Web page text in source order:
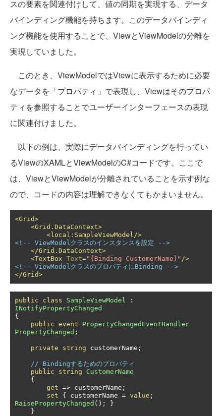
スの要素を関連付けして、値の同期を実現する、データ
バインディング機能を持ちます。このデータバインディ
ング機能を使用することで、ViewとViewModelの分離を
実現していました。
このとき、ViewModelではViewに表示するために必要
なデータを「プロパティ」で表現し、Viewはそのプロパ
ティを参照することでユーザーインターフェースの表現
に関連付けました。
以下の例は、実際にデータバインディングを行ってい
るViewのXAMLとViewModelのC#コードです。ここで
は、ViewとViewModelが分離されていることを示す例な
ので、コードの内容は理解できなくてもかまいません。
<Grid>
<Grid.DataContext>
<local:SampleViewModel/>
<!-- ViewModelクラスのインスタンスを設定 -->
</Grid.DataContext>
<TextBox Text="{Binding CustomerName}" />
<!-- ViewModelクラスのプロパティにBinding -->
</Grid>
public class SampleViewModel
:
INotifyPropertyChanged
{
public event
PropertyChangedEventHandler
PropertyChanged ;
private string customerName ;
// Bindingするためのプロパティ
public
string
CustomerName
{
get => customerName ;
set
{ customerName = value ;
RaisePropertyChanged ();
}
}